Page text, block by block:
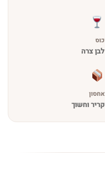
כוס
לבן צרה
אחסון
קריר וחשוך